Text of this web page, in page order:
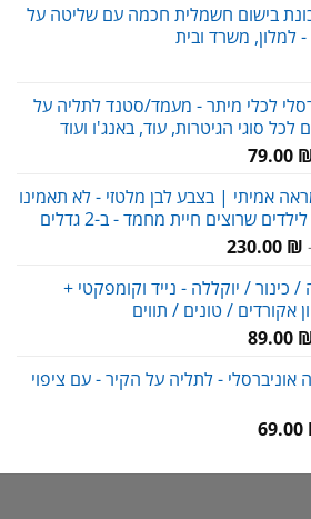
180.00
הוא:
149.00 ₪.
בישום חשמלית חכמה עם שליטה על
למלון, משרד ובית
לכלי מיתר - מעמד/סטנד לתליה על
סוגי הגיטרות, עוד, באנג'ו ועוד
115.00
79.00המחיר
הוא:
79.00 ₪.
אמיתי | בצבע לבן מלטזי - לא תאמינו
שרוצים חיית מחמד - ב-2 גדלים
230.00 ₪
טווח
עד
/ כינור / יוקללה - נייד וקומפקטי +
אקורדים / טונים / תווים
89.00המחיר
הוא:
אוניברסלי - לתליה על הקיר - עם ציפוי
69.00המחיר
הוא: